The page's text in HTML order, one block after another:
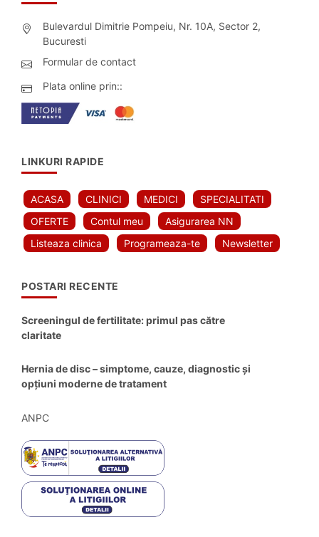
Bulevardul Dimitrie Pompeiu, Nr. 10A, Sector 2,
Bucuresti
Formular de contact
Plata online prin::
LINKURI RAPIDE
ACASA CLINICI MEDICI
SPECIALITATI
OFERTE
Contul meu
Asigurarea NN
Listeaza clinica
Programeaza-te Newsletter
POSTARI RECENTE
Screeningul de fertilitate: primul pas către
claritate
Hernia de disc – simptome, cauze, diagnostic și
opțiuni moderne de tratament
ANPC